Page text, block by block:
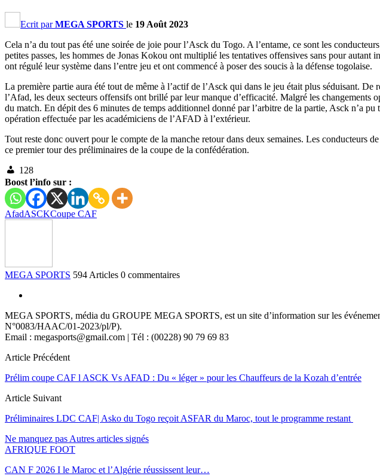
Ecrit parMEGA SPORTS le 19 Août 2023
Cela n’a du tout pas été une soirée de joie pour l’Asck du Togo. A l’entame, ce sont les
petites passes, les hommes de Jonas Kokou ont multiplié les tentatives offensives sans pour
ont régulé leur système dans l’entre jeu et ont commencé à poser des soucis à la défense togolaise.
La première partie aura été tout de même à l’actif de l’Asck qui dans le jeu était plus séduisant.
l’Afad, les deux secteurs offensifs ont brillé par leur manque d’efficacité. Malgré les
du match. En dépit des 6 minutes de temps additionnel donné par l’arbitre de la partie, Asck n’a
opération effectuée par les académiciens de l’AFAD à l’extérieur.
Tout reste donc ouvert pour le compte de la manche retour dans deux semaines. Les conducteurs
ce premier tour des préliminaires de la coupe de la confédération.
128
Boost l’info sur :
AfadASCKCoupe CAF
MEGA SPORTS 594 Articles 0 commentaires
MEGA SPORTS, média du GROUPE MEGA SPORTS, est un site d’information sur les
N°0083/HAAC/01-2023/pl/P).
Email : megasports@gmail.com | Tél : (00228) 90 79 69 83
Article Précédent
Prélim coupe CAF l ASCK Vs AFAD : Du « léger » pour les Chauffeurs de la Kozah d’entrée
Article Suivant
Préliminaires LDC CAF| Asko du Togo reçoit ASFAR du Maroc, tout le programme restant
Ne manquez pas Autres articles signés
AFRIQUE FOOT
CAN F 2026 I le Maroc et l’Algérie réussissent leur…